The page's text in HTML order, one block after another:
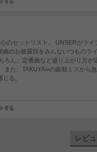
のセットリスト。 UNSERがラ
曲のお披露目をみんないつもの
また、TAKUYA∞の曲順ミスから
る。
レビ